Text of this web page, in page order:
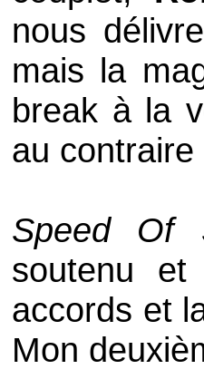
nous
mais la
break à la
au contraire
Speed Of
soutenu
accords et
Mon